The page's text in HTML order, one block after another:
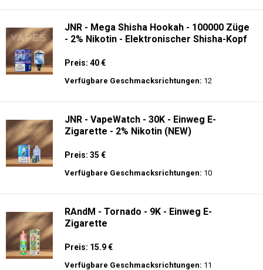
JNR - Mega Shisha Hookah - 100000 Züge
- 2% Nikotin - Elektronischer Shisha-Kopf
Preis: 40 €
Verfügbare Geschmacksrichtungen: 12
JNR - VapeWatch - 30K - Einweg E-
Zigarette - 2% Nikotin (NEW)
Preis: 35 €
Verfügbare Geschmacksrichtungen: 10
RAndM - Tornado - 9K - Einweg E-
Zigarette
Preis: 15.9 €
Verfügbare Geschmacksrichtungen: 11